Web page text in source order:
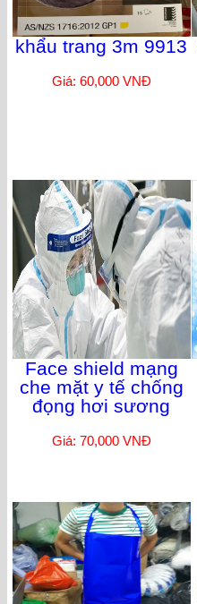
khẩu trang 3m 9913
Giá: 60,000 VNĐ
Face shield mạng
che mặt y tế chống
đọng hơi sương
Giá: 70,000 VNĐ